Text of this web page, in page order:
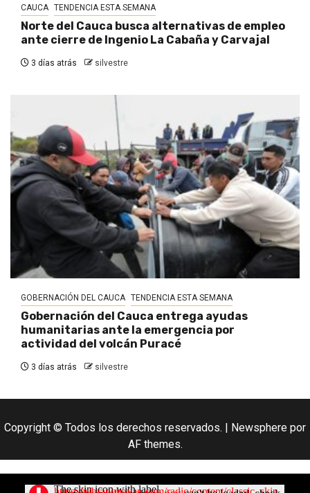
CAUCA TENDENCIA ESTA SEMANA
Norte del Cauca busca alternativas de empleo
ante cierre de Ingenio La Cabaña y Carvajal
3 días atrás silvestre
GOBERNACIÓN DEL CAUCA TENDENCIA ESTA SEMANA
Gobernación del Cauca entrega ayudas
humanitarias ante la emergencia por
actividad del volcán Puracé
3 días atrás silvestre
Copyright © Todos los derechos reservados. | Newsphere por
AF themes.